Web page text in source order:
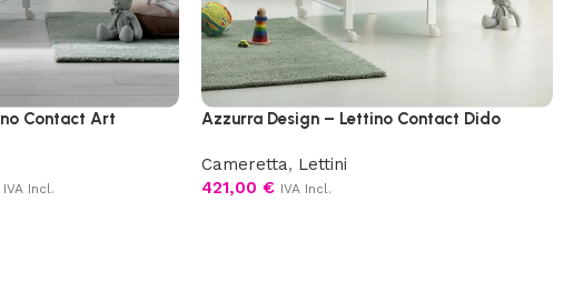
Contact Art
IVA Incl.
Azzurra Design – Lettino Contact Dido
Cameretta, Lettini
421,00 € IVA Incl.